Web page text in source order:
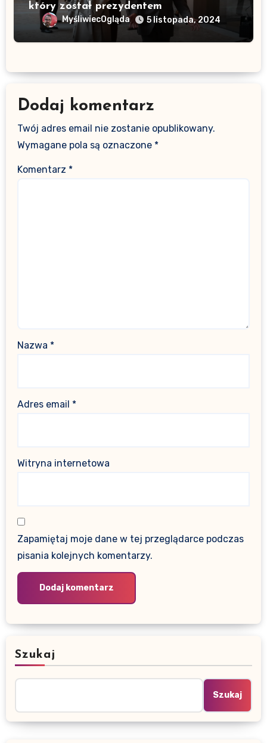
który został prezydentem
MyśliwiecOgląda 5 listopada, 2024
Dodaj komentarz
Twój adres email nie zostanie opublikowany.
Wymagane pola są oznaczone *
Komentarz *
Nazwa *
Adres email *
Witryna internetowa
Zapamiętaj moje dane w tej przeglądarce podczas
pisania kolejnych komentarzy.
Szukaj
Szukaj